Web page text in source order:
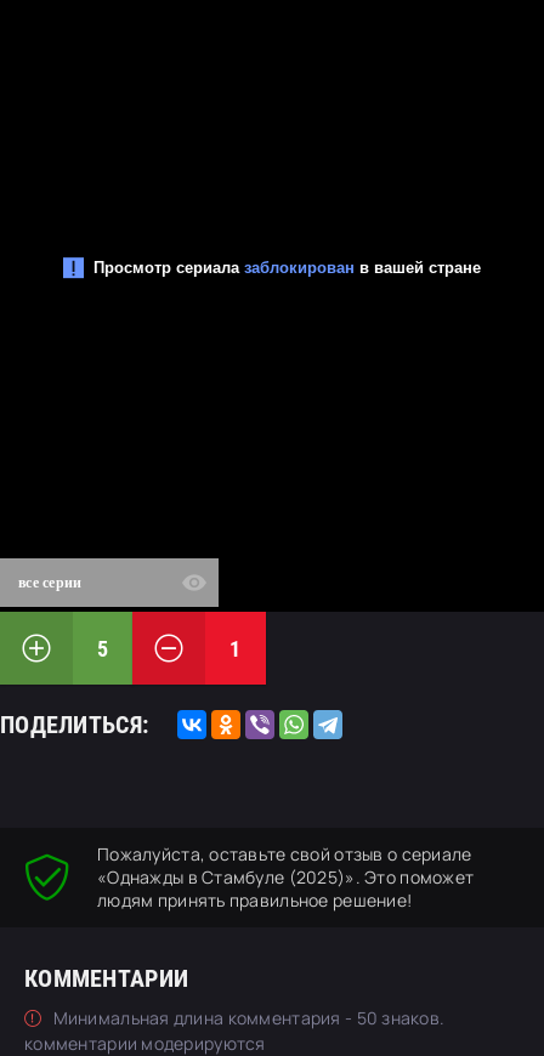
все серии
5 1
ПОДЕЛИТЬСЯ:
Пожалуйста, оставьте свой отзыв о сериале
«Однажды в Стамбуле (2025)». Это поможет
людям принять правильное решение!
КОММЕНТАРИИ
Минимальная длина комментария - 50 знаков.
комментарии модерируются